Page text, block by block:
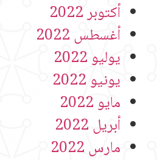
أكتوبر 2022
أغسطس 2022
يوليو 2022
يونيو 2022
مايو 2022
أبريل 2022
مارس 2022